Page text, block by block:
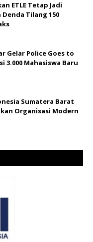
ETLE Tetap Jadi
Tilang 150
Gelar Police Goes to
3.000 Mahasiswa Baru
Sumatera Barat
Organisasi Modern